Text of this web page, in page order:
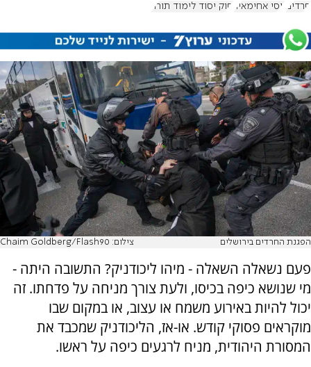
חרדים יוסי אחימאיר חוק יסוד לימוד תורה
הפגנת החרדים בירושלים צילום: Chaim Goldberg/Flash90
פעם נשאלה השאלה - מיהו ליכודניק? התשובה היתה -
מי שנושא כיפה בכיסו, ולעת צורך מניחה על פדחתו. זה
יכול להיות באירוע משמח או עצוב, או במקום שבו
מוקראים פסוקי קודש. או-אז, הליכודניק שמכבד את
המסורת היהודית, מניח לרגעים כיפה על ראשו.